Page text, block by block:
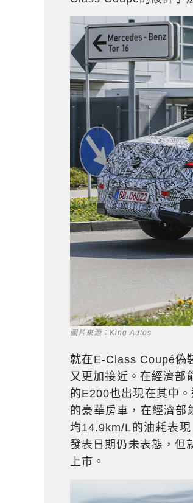
圖片來源：King Autos
就在E-Class Coupé偽
又更加接近。在經濟部
的E200也出現在其中
的豪華房車，在經濟
均14.9km/L的油耗表
發表日期仍未表態，但
上市。